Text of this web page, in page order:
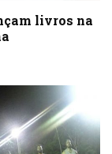
livros na